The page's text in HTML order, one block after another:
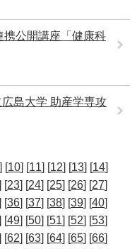
携公開講座「健康科
広島大学 助産学専攻
] [10] [11] [12] [13] [14]
[23] [24] [25] [26] [27]
[36] [37] [38] [39] [40]
[49] [50] [51] [52] [53]
[62] [63] [64] [65] [66]